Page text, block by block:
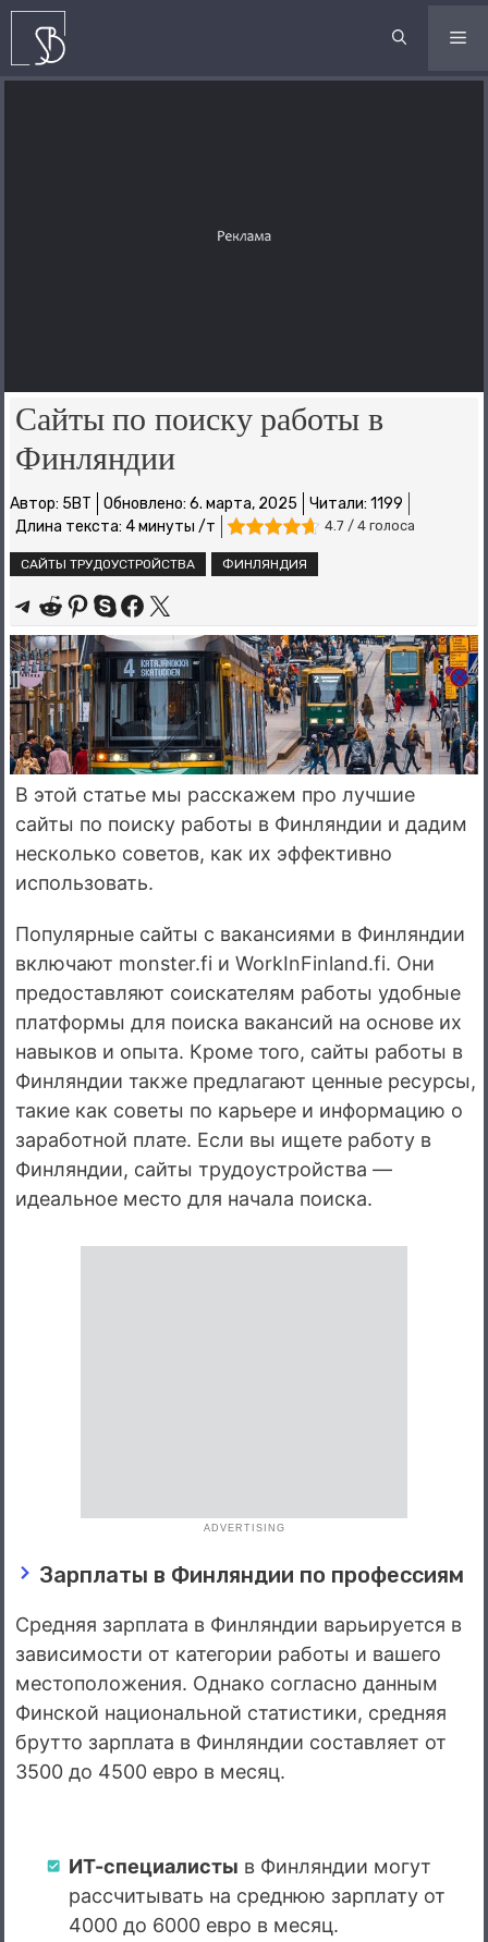
Перейти
содержимому
Сайты по поиску работы в
Финляндии
Автор: 5BT Обновлено: 6. марта, 2025
Читали: 1199
Длина текста: 4 минуты /т
4.7 / 4 голоса
САЙТЫ ТРУДОУСТРОЙСТВА ФИНЛЯНДИЯ
Share on Telegram
Share on Reddit
Share on Pinterest
Share on SkypeShare on Facebook
Share on X
В этой статье мы расскажем про лучшие
сайты по поиску работы в Финляндии и дадим
несколько советов, как их эффективно
использовать.
Популярные сайты с вакансиями в Финляндии
включают monster.fi и WorkInFinland.fi. Они
предоставляют соискателям работы удобные
платформы для поиска вакансий на основе их
навыков и опыта. Кроме того, сайты работы в
Финляндии также предлагают ценные ресурсы,
такие как советы по карьере и информацию о
заработной плате. Если вы ищете работу в
Финляндии, сайты трудоустройства —
идеальное место для начала поиска.
ADVERTISING
Зарплаты в Финляндии по профессиям
Средняя зарплата в Финляндии варьируется в
зависимости от категории работы и вашего
местоположения. Однако согласно данным
Финской национальной статистики, средняя
брутто зарплата в Финляндии составляет от
3500 до 4500 евро в месяц.
ИТ-специалисты в Финляндии могут
рассчитывать на среднюю зарплату от
4000 до 6000 евро в месяц.